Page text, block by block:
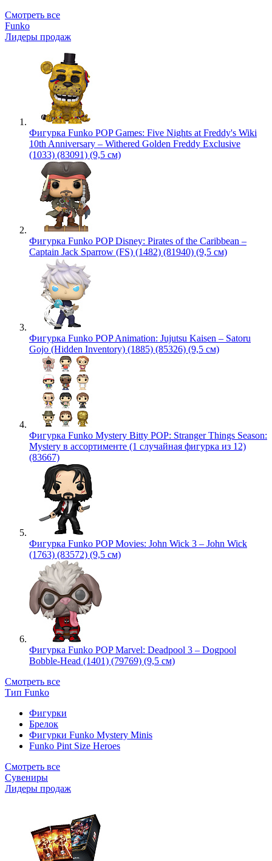
Смотреть все
Funko
Лидеры продаж
Фигурка Funko POP Games: Five Nights at Freddy's Wiki
10th Anniversary – Withered Golden Freddy Exclusive
(1033) (83091) (9,5 см)
Фигурка Funko POP Disney: Pirates of the Caribbean –
Captain Jack Sparrow (FS) (1482) (81940) (9,5 см)
Фигурка Funko POP Animation: Jujutsu Kaisen – Satoru
Gojo (Hidden Inventory) (1885) (85326) (9,5 см)
Фигурка Funko Mystery Bitty POP: Stranger Things Season:
Mystery в ассортименте (1 случайная фигурка из 12)
(83667)
Фигурка Funko POP Movies: John Wick 3 – John Wick
(1763) (83572) (9,5 см)
Фигурка Funko POP Marvel: Deadpool 3 – Dogpool
Bobble-Head (1401) (79769) (9,5 см)
Смотреть все
Тип Funko
Фигурки
Брелок
Фигурки Funko Mystery Minis
Funko Pint Size Heroes
Смотреть все
Сувениры
Лидеры продаж